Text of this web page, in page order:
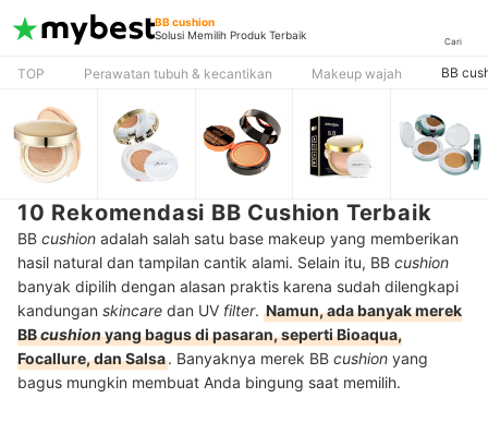
BB cushion
Solusi Memilih Produk Terbaik
Cari
TOP Perawatan tubuh & kecantikan Makeup wajah BB
10 Rekomendasi BB Cushion Terbaik
BB cushion adalah salah satu base makeup yang memberikan
hasil natural dan tampilan cantik alami. Selain itu, BB cushion
banyak dipilih dengan alasan praktis karena sudah dilengkapi
kandungan skincare dan UV filter. Namun, ada banyak merek
BBcushionyang bagus di pasaran, seperti Bioaqua,
Focallure, dan Salsa. Banyaknya merek BB cushion yang
bagus mungkin membuat Anda bingung saat memilih.